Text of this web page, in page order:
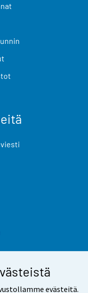
evästeitä.